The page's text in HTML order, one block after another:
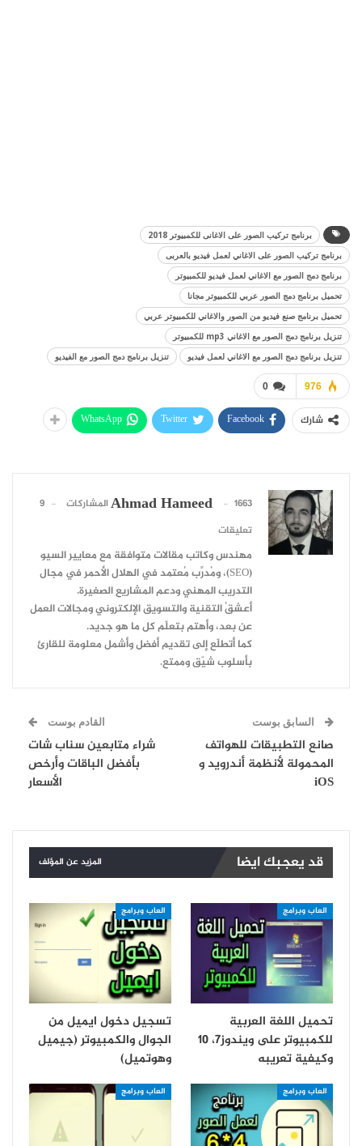
برنامج تركيب الصور على الاغانى للكمبيوتر 2018
برنامج تركيب الصور على الاغاني لعمل فيديو بالعربى
برنامج دمج الصور مع الاغاني لعمل فيديو للكمبيوتر
تحميل برنامج دمج الصور عربي للكمبيوتر مجانا
تحميل برنامج صنع فيديو من الصور والاغاني للكمبيوتر عربي
تنزيل برنامج دمج الصور مع الاغاني mp3 للكمبيوتر
تنزيل برنامج دمج الصور مع الاغاني لعمل فيديو
تنزيل برنامج دمج الصور مع الفيديو
0 976
شارك Facebook
Twitter
WhatsApp
Ahmad Hameed 1663 المشاركات
9
تعليقات
مهندس وكاتب مقالات متوافقة مع معايير السيو
(SEO)، ومُدرِّب مُعتمد في الهلال الأحمر في مجال
التدريب المهني ودعم المشاريع الصغيرة.
أعشقُ التقنية والتسويق الإلكتروني ومجالات العمل
عن بعد، وأهتم بتعلّم كل ما هو جديد.
كما أتطلّع إلى تقديم أفضل وأشمل معلومة للقارئ
بأسلوب شيّق وممتع.
السابق بوست
صانع التطبيقات للهواتف
المحمولة لأنظمة أندرويد و
iOS
القادم بوست
شراء متابعين سناب شات
بأفضل الباقات وأرخص
الأسعار
قد يعجبك ايضا المزيد عن المؤلف
العاب وبرامج
تحميل اللغة العربية
للكمبيوتر على ويندوز7، 10
وكيفية تعريبه
العاب وبرامج
تسجيل دخول ايميل من
الجوال والكمبيوتر (جيميل
وهوتميل)
العاب وبرامج العاب وبرامج